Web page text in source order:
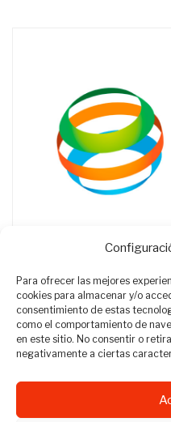
Para ofrecer las mejores
cookies para almacenar y/o
consentimiento de estas
como el comportamiento de
en este sitio. No consentir o
negativamente a ciertas